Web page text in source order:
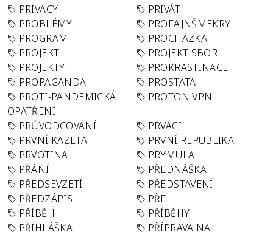
PRIVACY
PRIVÁT
PROBLÉMY
PROFAJNŠMEKRY
PROGRAM
PROCHÁZKA
PROJEKT
PROJEKT SBOR
PROJEKTY
PROKRASTINACE
PROPAGANDA
PROSTATA
PROTI-PANDEMICKÁ
OPATŘENÍ
PROTON VPN
PRŮVODCOVÁNÍ
PRVÁCI
PRVNÍ KAZETA
PRVNÍ REPUBLIKA
PRVOTINA
PRYMULA
PŘÁNÍ
PŘEDNÁŠKA
PŘEDSEVZETÍ
PŘEDSTAVENÍ
PŘEDZÁPIS
PŘF
PŘÍBĚH
PŘÍBĚHY
PŘIHLÁŠKA
PŘÍPRAVA NA